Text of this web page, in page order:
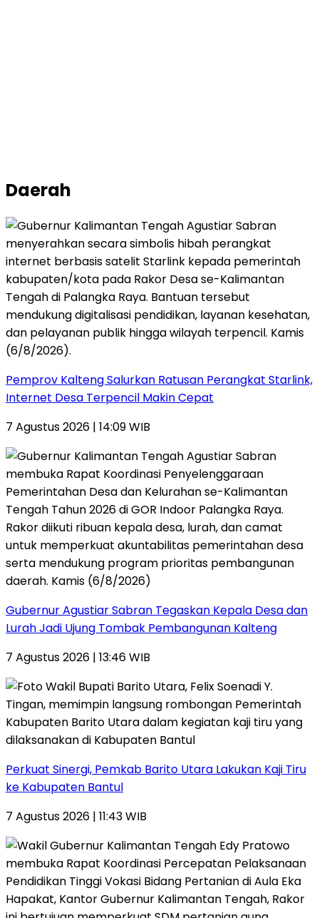
Daerah
Pemprov Kalteng Salurkan Ratusan Perangkat Starlink,
Internet Desa Terpencil Makin Cepat
7 Agustus 2026 | 14:09 WIB
Gubernur Agustiar Sabran Tegaskan Kepala Desa dan
Lurah Jadi Ujung Tombak Pembangunan Kalteng
7 Agustus 2026 | 13:46 WIB
Perkuat Sinergi, Pemkab Barito Utara Lakukan Kaji Tiru
ke Kabupaten Bantul
7 Agustus 2026 | 11:43 WIB